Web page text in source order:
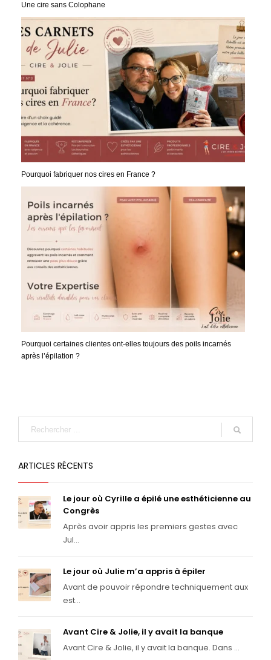
Une cire sans Colophane
Pourquoi fabriquer nos cires en France ?
Pourquoi certaines clientes ont-elles toujours des poils incarnés
après l’épilation ?
ARTICLES RÉCENTS
Le jour où Cyrille a épilé une esthéticienne au
Congrès
Après avoir appris les premiers gestes avec
Jul...
Le jour où Julie m’a appris à épiler
Avant de pouvoir répondre techniquement aux
est...
Avant Cire & Jolie, il y avait la banque
Avant Cire & Jolie, il y avait la banque. Dans ...